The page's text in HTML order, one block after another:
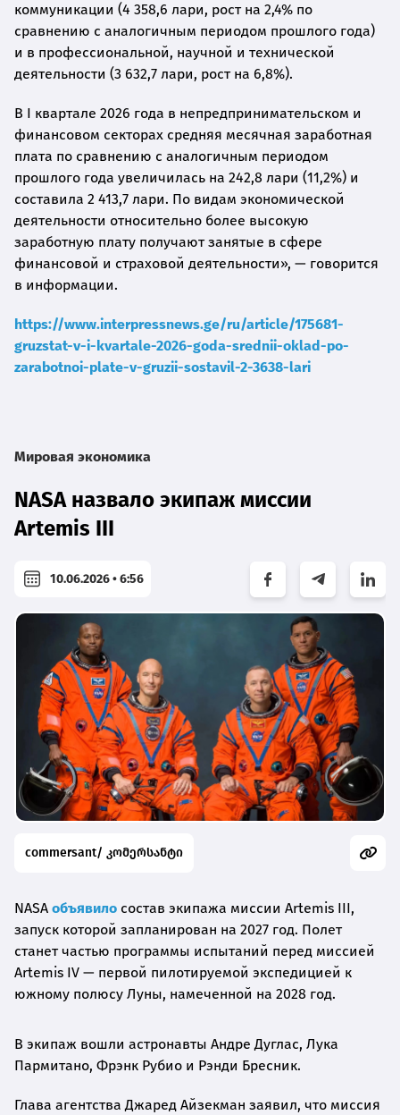
коммуникации (4 358,6 лари, рост на 2,4% по
сравнению с аналогичным периодом прошлого года)
и в профессиональной, научной и технической
деятельности (3 632,7 лари, рост на 6,8%).
В I квартале 2026 года в непредпринимательском и
финансовом секторах средняя месячная заработная
плата по сравнению с аналогичным периодом
прошлого года увеличилась на 242,8 лари (11,2%) и
составила 2 413,7 лари. По видам экономической
деятельности относительно более высокую
заработную плату получают занятые в сфере
финансовой и страховой деятельности», — говорится
в информации.
https://www.interpressnews.ge/ru/article/175681-
gruzstat-v-i-kvartale-2026-goda-srednii-oklad-po-
zarabotnoi-plate-v-gruzii-sostavil-2-3638-lari
Мировая экономика
NASA назвало экипаж миссии
Artemis III
10.06.2026 • 6:56
commersant/ კომერსანტი
NASA объявило состав экипажа миссии Artemis III,
запуск которой запланирован на 2027 год. Полет
станет частью программы испытаний перед миссией
Artemis IV — первой пилотируемой экспедицией к
южному полюсу Луны, намеченной на 2028 год.
В экипаж вошли астронавты Андре Дуглас, Лука
Пармитано, Фрэнк Рубио и Рэнди Бресник.
Глава агентства Джаред Айзекман заявил, что миссия